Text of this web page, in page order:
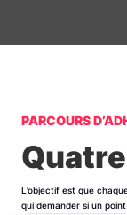
PARCOURS
L’objectif est que
qui demander si un point